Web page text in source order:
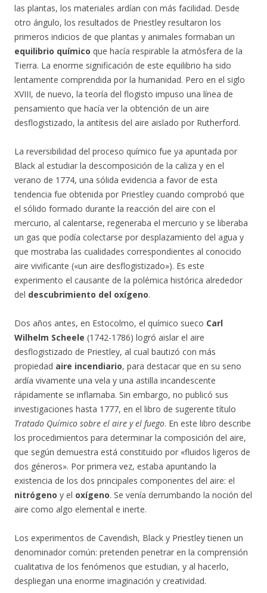
las plantas, los materiales ardían con más facilidad. Desde
otro ángulo, los resultados de Priestley resultaron los
primeros indicios de que plantas y animales formaban un
equilibrio químico que hacía respirable la atmósfera de la
Tierra. La enorme significación de este equilibrio ha sido
lentamente comprendida por la humanidad. Pero en el siglo
XVIII, de nuevo, la teoría del flogisto impuso una línea de
pensamiento que hacía ver la obtención de un aire
desflogistizado, la antítesis del aire aislado por Rutherford.
La reversibilidad del proceso químico fue ya apuntada por
Black al estudiar la descomposición de la caliza y en el
verano de 1774, una sólida evidencia a favor de esta
tendencia fue obtenida por Priestley cuando comprobó que
el sólido formado durante la reacción del aire con el
mercurio, al calentarse, regeneraba el mercurio y se liberaba
un gas que podía colectarse por desplazamiento del agua y
que mostraba las cualidades correspondientes al conocido
aire vivificante («un aire desflogistizado»). Es este
experimento el causante de la polémica histórica alrededor
del descubrimiento del oxígeno.
Dos años antes, en Estocolmo, el químico sueco Carl
Wilhelm Scheele (1742-1786) logró aislar el aire
desflogistizado de Priestley, al cual bautizó con más
propiedad aire incendiario, para destacar que en su seno
ardía vivamente una vela y una astilla incandescente
rápidamente se inflamaba. Sin embargo, no publicó sus
investigaciones hasta 1777, en el libro de sugerente título
Tratado Químico sobre el aire y el fuego. En este libro describe
los procedimientos para determinar la composición del aire,
que según demuestra está constituido por «fluidos ligeros de
dos géneros». Por primera vez, estaba apuntando la
existencia de los dos principales componentes del aire: el
nitrógeno y el oxígeno. Se venía derrumbando la noción del
aire como algo elemental e inerte.
Los experimentos de Cavendish, Black y Priestley tienen un
denominador común: pretenden penetrar en la comprensión
cualitativa de los fenómenos que estudian, y al hacerlo,
despliegan una enorme imaginación y creatividad.